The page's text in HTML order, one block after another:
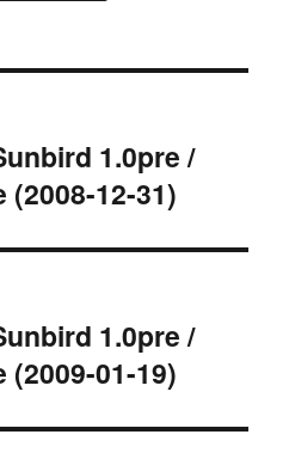
1.0pre /
12-31)
1.0pre /
01-19)